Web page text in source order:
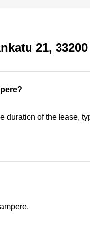
21, 33200
of the lease,